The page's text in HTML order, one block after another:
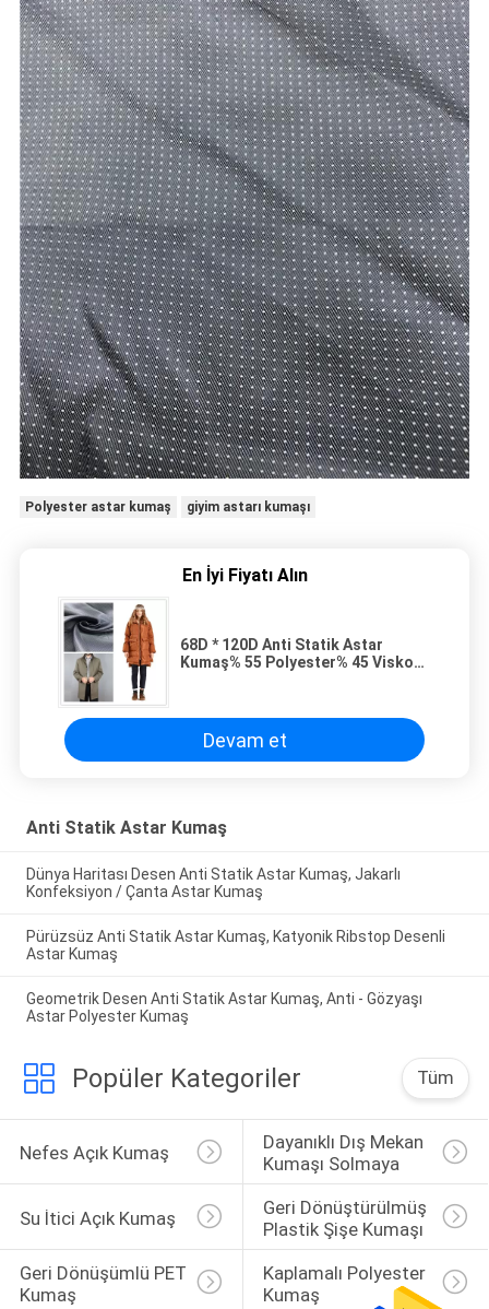
Polyester astar kumaş giyim astarı kumaşı
En İyi Fiyatı Alın
68D * 120D Anti Statik Astar
Kumaş% 55 Polyester% 45 Viskoz
Devam et
Anti Statik Astar Kumaş
Dünya Haritası Desen Anti Statik Astar Kumaş, Jakarlı
Konfeksiyon / Çanta Astar Kumaş
Pürüzsüz Anti Statik Astar Kumaş, Katyonik Ribstop Desenli
Astar Kumaş
Geometrik Desen Anti Statik Astar Kumaş, Anti - Gözyaşı
Astar Polyester Kumaş
Popüler Kategoriler Tüm
Nefes Açık Kumaş
Dayanıklı Dış Mekan
Kumaşı Solmaya
Su İtici Açık Kumaş
Geri Dönüştürülmüş
Plastik Şişe Kumaşı
Geri Dönüşümlü PET
Kumaş
Kaplamalı Polyester
Kumaş